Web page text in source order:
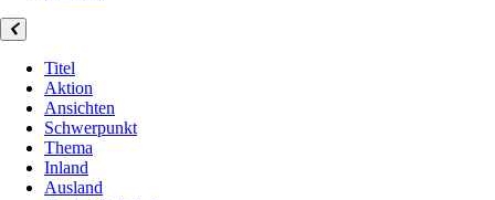
Titel
Aktion
Ansichten
Schwerpunkt
Thema
Inland
Ausland